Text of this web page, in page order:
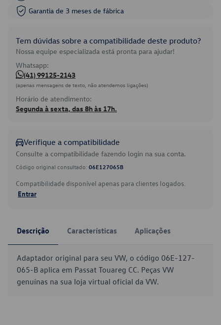
Garantia de 3 meses de fábrica
Tem dúvidas sobre a compatibilidade deste produto?
Nossa equipe especializada está pronta para ajudar!
Whatsapp:
(41) 99125-2143
(apenas mensagens de texto, não atendemos ligações)
Horário de atendimento:
Segunda à sexta, das 8h às 17h.
Verifique a compatibilidade
Consulte a compatibilidade fazendo login na sua conta.
Código original consultado: 06E127065B
Compatibilidade disponível apenas para clientes logados.
Entrar
Descrição Características Aplicações
Adaptador original para seu VW, o código 06E-127-
065-B aplica em Passat Touareg CC. Peças VW
genuínas na sua loja virtual oficial da VW.